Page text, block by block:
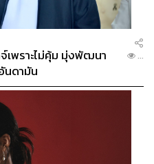
เพราะไม่คุ้ม มุ่งพัฒนา
นดามัน
...